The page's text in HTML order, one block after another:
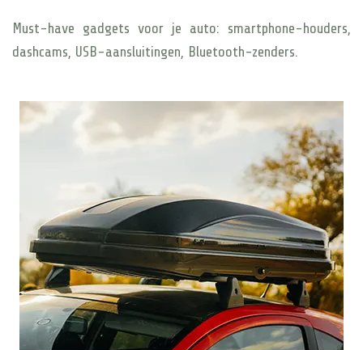
Must-have gadgets voor je auto: smartphone-houders,
dashcams, USB-aansluitingen, Bluetooth-zenders.